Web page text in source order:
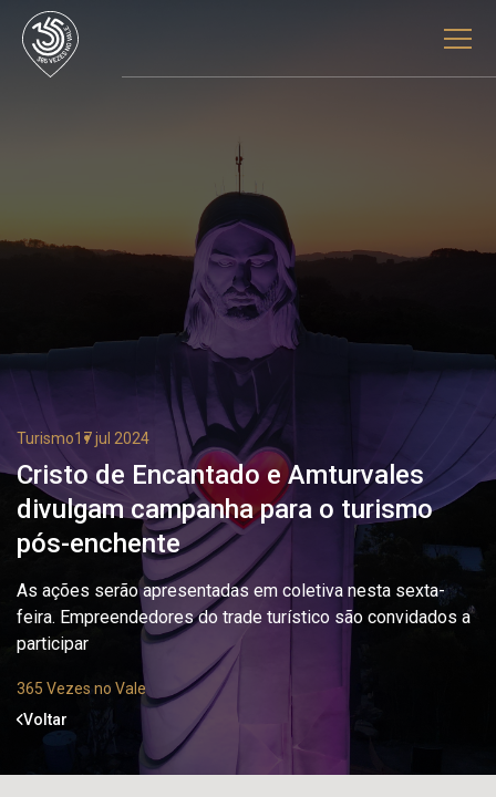
Turismo17 jul 2024
Cristo de Encantado e Amturvales
divulgam campanha para o turismo
pós-enchente
As ações serão apresentadas em coletiva nesta sexta-
feira. Empreendedores do trade turístico são convidados a
participar
365 Vezes no Vale
Voltar